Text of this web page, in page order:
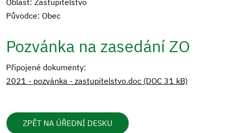
Oblast: Zastupitelstvo
Původce: Obec
Pozvánka na zasedání ZO
Připojené dokumenty:
2021 - pozvánka - zastupitelstvo.doc (DOC 31 kB)
ZPĚT NA ÚŘEDNÍ DESKU